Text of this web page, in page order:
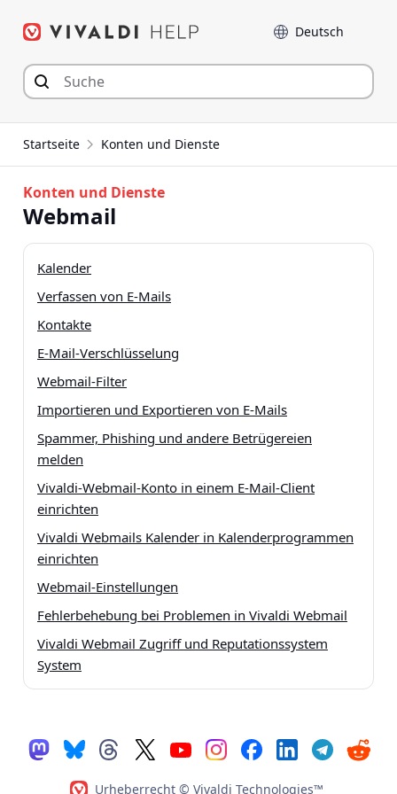
Inhalt
Sprache
Startseite Konten und Dienste
Konten und Dienste
Webmail
Kalender
Verfassen von E-Mails
Kontakte
E-Mail-Verschlüsselung
Webmail-Filter
Importieren und Exportieren von E-Mails
Spammer, Phishing und andere Betrügereien
melden
Vivaldi-Webmail-Konto in einem E-Mail-Client
einrichten
Vivaldi Webmails Kalender in Kalenderprogrammen
einrichten
Webmail-Einstellungen
Fehlerbehebung bei Problemen in Vivaldi Webmail
Vivaldi Webmail Zugriff und Reputationssystem
System
Urheberrecht © Vivaldi Technologies™